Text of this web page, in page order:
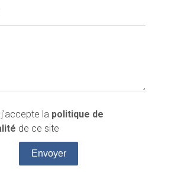
j'accepte la politique de
de ce site
Envoyer